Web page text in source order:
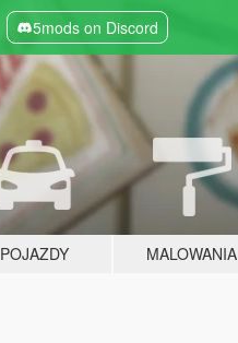
5mods on Discord
POJAZDY MALOWANIA